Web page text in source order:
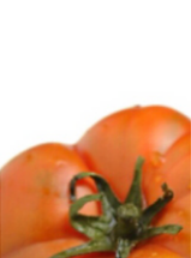
certificazioni del
della presentazione